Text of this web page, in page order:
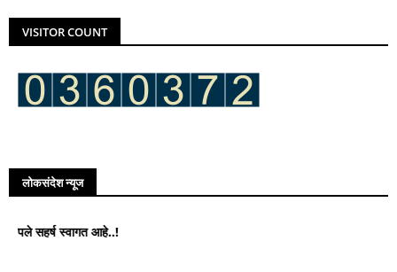
VISITOR COUNT
लोकसंदेश न्यूज
स्वागत आहे..!